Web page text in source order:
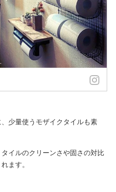
少量使うモザイクタイルも素
イルのクリーンさや固さの対比
ます。